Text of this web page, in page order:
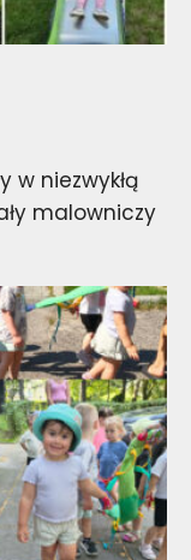
w niezwykłą
malowniczy